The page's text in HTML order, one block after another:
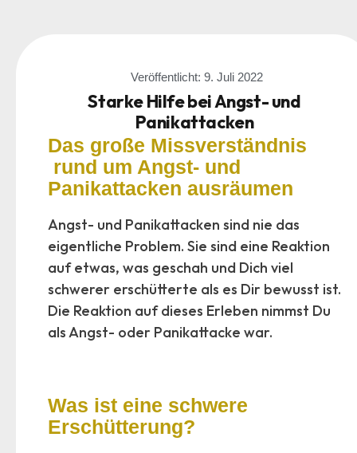
Veröffentlicht: 9. Juli 2022
Starke Hilfe bei Angst- und
Panikattacken
Das große Missverständnis
rund um Angst- und
Panikattacken ausräumen
Angst- und Panikattacken sind nie das
eigentliche Problem. Sie sind eine Reaktion
auf etwas, was geschah und Dich viel
schwerer erschütterte als es Dir bewusst ist.
Die Reaktion auf dieses Erleben nimmst Du
als Angst- oder Panikattacke war.
Was ist eine schwere
Erschütterung?